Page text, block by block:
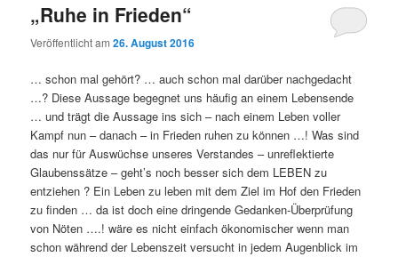
„Ruhe in Frieden“
Veröffentlicht am26. August 2016
… schon mal gehört? … auch schon mal darüber nachgedacht
…? Diese Aussage begegnet uns häufig an einem Lebensende
… und trägt die Aussage ins sich – nach einem Leben voller
Kampf nun – danach – in Frieden ruhen zu können …! Was sind
das nur für Auswüchse unseres Verstandes – unreflektierte
Glaubenssätze – geht’s noch besser sich dem LEBEN zu
entziehen ? Ein Leben zu leben mit dem Ziel im Hof den Frieden
zu finden … da ist doch eine dringende Gedanken-Überprüfung
von Nöten ….! wäre es nicht einfach ökonomischer wenn man
schon während der Lebenszeit versucht in jedem Augenblick im